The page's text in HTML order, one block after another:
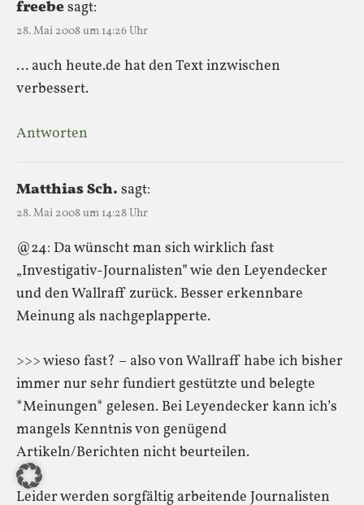
freebesagt:
28. Mai 2008 um 14:26 Uhr
… auch heute.de hat den Text inzwischen
verbessert.
Antworten
Matthias Sch. sagt:
28. Mai 2008 um 14:28 Uhr
@24: Da wünscht man sich wirklich fast
„Investigativ-Journalisten” wie den Leyendecker
und den Wallraff zurück. Besser erkennbare
Meinung als nachgeplapperte.
>>> wieso fast? – also von Wallraff habe ich bisher
immer nur sehr fundiert gestützte und belegte
*Meinungen* gelesen. Bei Leyendecker kann ich’s
mangels Kenntnis von genügend
Artikeln/Berichten nicht beurteilen.
Leider werden sorgfältig arbeitende Journalisten